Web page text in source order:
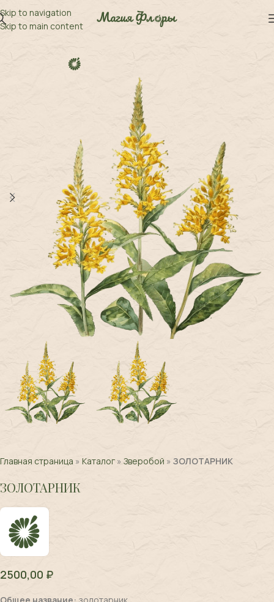
Skip to navigation
Skip to main content
Главная страница » Каталог » Зверобой » ЗОЛОТАРНИК
ЗОЛОТАРНИК
2500,00 ₽